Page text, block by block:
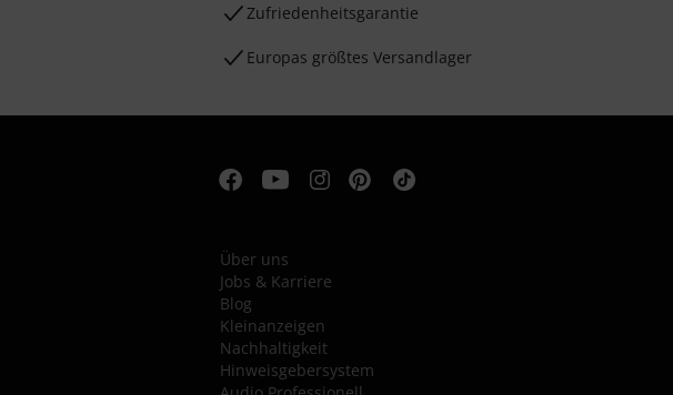
Zufriedenheitsgarantie
Europas größtes Versandlager
Über uns
Jobs & Karriere
Blog
Kleinanzeigen
Nachhaltigkeit
Hinweisgebersystem